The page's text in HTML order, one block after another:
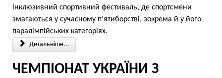
інклюзивний спортивний фестиваль, де спортсмени
змагаються у сучасному п’ятиборстві, зокрема й у його
паралімпійських категоріях.
Детальніше...
ЧЕМПІОНАТ УКРАЇНИ З